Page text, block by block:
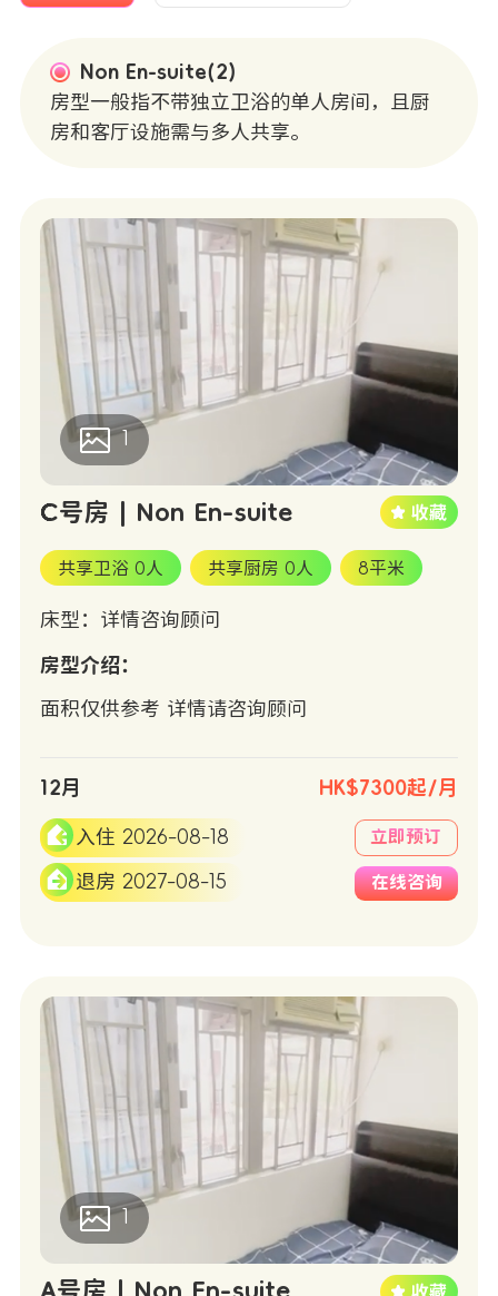
Non En-suite(2)
房型一般指不带独立卫浴的单人房间，且厨
房和客厅设施需与多人共享。
1
C号房 | Non En-suite
共享卫浴 0人 共享厨房 0人 8平米
床型：详情咨询顾问
房型介绍：
面积仅供参考 详情请咨询顾问
12月 HK$7300起/月
入住 2026-08-18
退房 2027-08-15
立即预订
在线咨询
1
A号房 | Non En-suite